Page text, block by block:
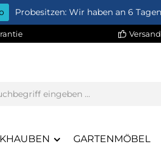
Probesitzen: Wir haben an 6
GARTENMÖBEL